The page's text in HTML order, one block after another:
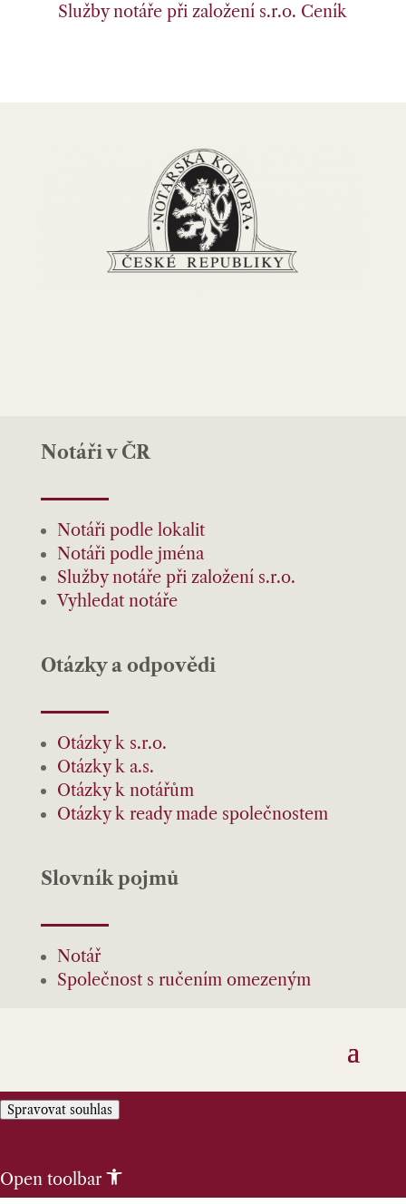
Služby notáře při založení s.r.o. Ceník
Notáři v ČR
Notáři podle lokalit
Notáři podle jména
Služby notáře při založení s.r.o.
Vyhledat notáře
Otázky a odpovědi
Otázky k s.r.o.
Otázky k a.s.
Otázky k notářům
Otázky k ready made společnostem
Slovník pojmů
Notář
Společnost s ručením omezeným
Spravovat souhlas
Open toolbar